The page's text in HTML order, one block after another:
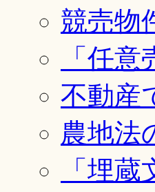
競売物
「任
不動産
農地法
「埋